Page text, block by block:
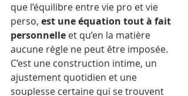
que l’équilibre entre vie pro et vie
perso, est une équation tout à fait
personnelle et qu’en la matière
aucune règle ne peut être imposée.
C’est une construction intime, un
ajustement quotidien et une
souplesse certaine qui se trouvent